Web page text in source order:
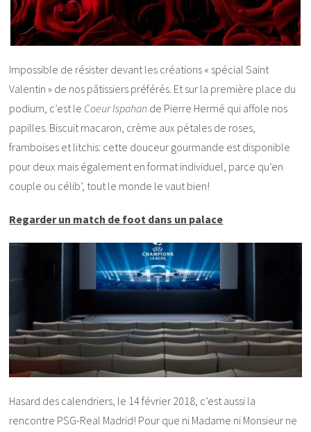
Impossible de résister devant les créations « spécial Saint
Valentin » de nos pâtissiers préférés. Et sur la première place du
podium, c’est le Coeur Ispahan de Pierre Hermé qui affole nos
papilles. Biscuit macaron, crème aux pétales de roses,
framboises et litchis: cette douceur gourmande est disponible
pour deux mais également en format individuel, parce qu’en
couple ou célib’, tout le monde le vaut bien!
Regarder un match de foot dans un palace
Hasard des calendriers, le 14 février 2018, c’est aussi la
rencontre PSG-Real Madrid! Pour que ni Madame ni Monsieur ne